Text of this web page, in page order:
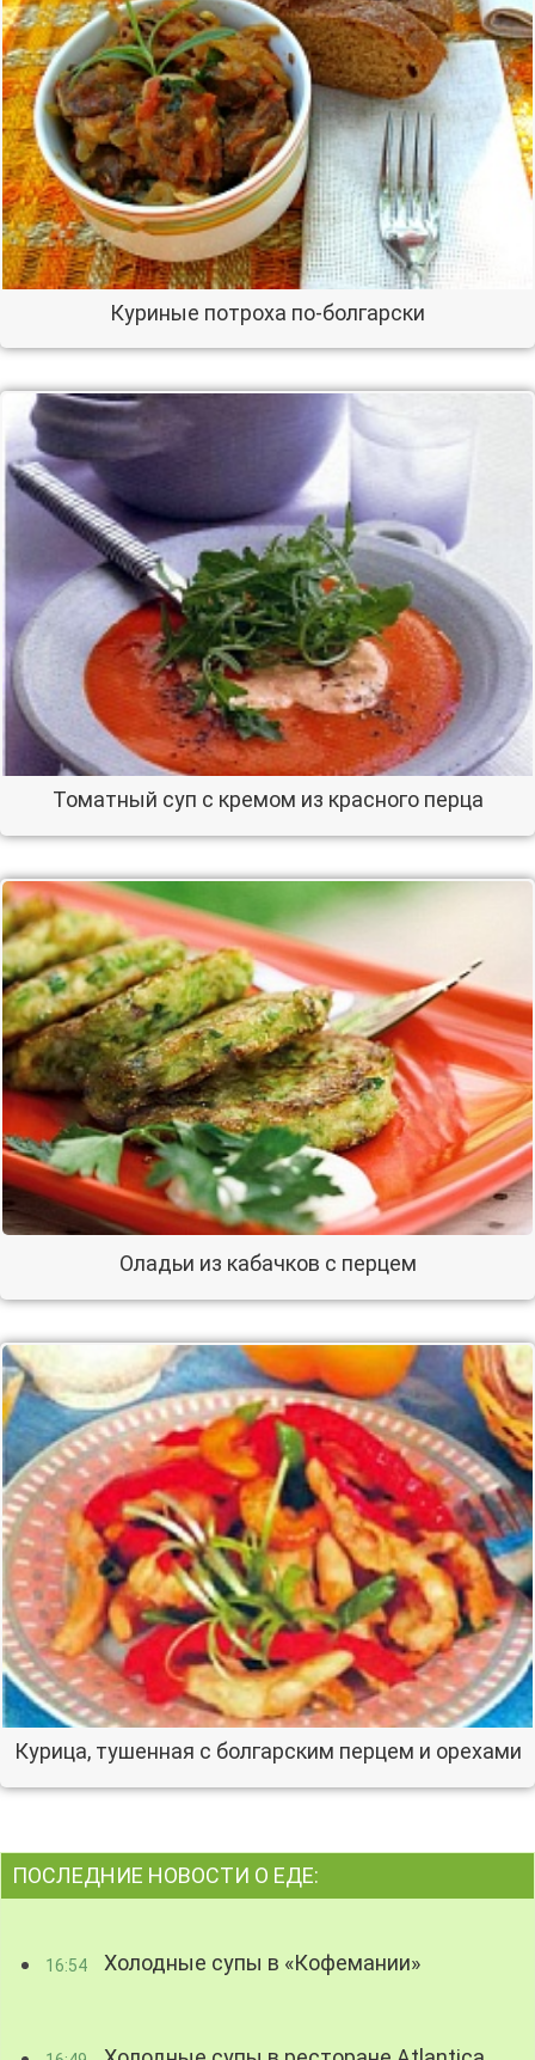
Куриные потроха по-болгарски
Томатный суп с кремом из красного перца
Оладьи из кабачков с перцем
Курица, тушенная с болгарским перцем и орехами
ПОСЛЕДНИЕ НОВОСТИ О ЕДЕ:
16:54 Холодные супы в «Кофемании»